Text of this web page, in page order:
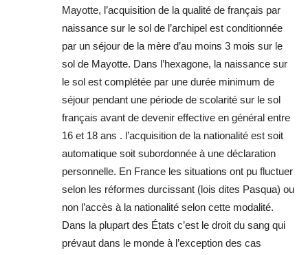
Mayotte, l’acquisition de la qualité de français par
naissance sur le sol de l’archipel est conditionnée
par un séjour de la mère d’au moins 3 mois sur le
sol de Mayotte. Dans l’hexagone, la naissance sur
le sol est complétée par une durée minimum de
séjour pendant une période de scolarité sur le sol
français avant de devenir effective en général entre
16 et 18 ans . l’acquisition de la nationalité est soit
automatique soit subordonnée à une déclaration
personnelle. En France les situations ont pu fluctuer
selon les réformes durcissant (lois dites Pasqua) ou
non l’accès à la nationalité selon cette modalité.
Dans la plupart des États c’est le droit du sang qui
prévaut dans le monde à l’exception des cas